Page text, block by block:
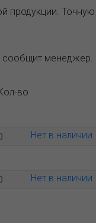
продукции. Точную
сообщит менеджер.
во
Нет в наличии
Нет в наличии